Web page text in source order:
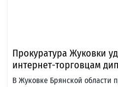
Прокуратура Жуковки
интернет-торговцам
В Жуковке Брянской области